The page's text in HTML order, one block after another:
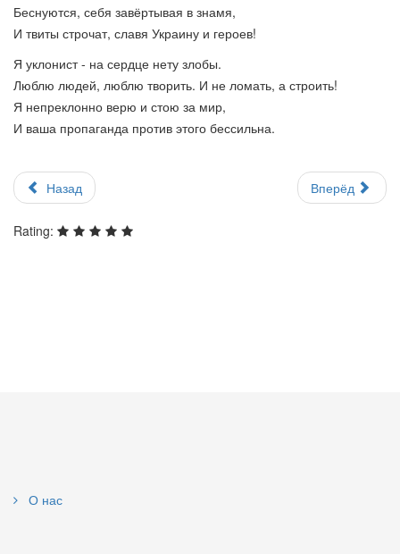
Беснуются, себя завёртывая в знамя,
И твиты строчат, славя Украину и героев!
Я уклонист - на сердце нету злобы.
Люблю людей, люблю творить. И не ломать, а строить!
Я непреклонно верю и стою за мир,
И ваша пропаганда против этого бессильна.
Назад Вперёд
Rating:
О нас